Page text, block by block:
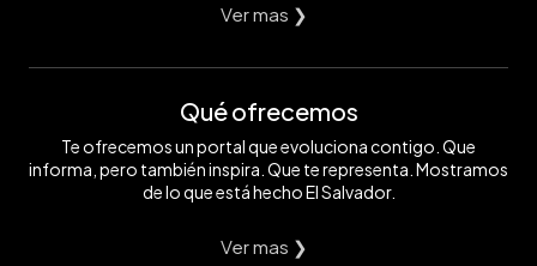
Ver mas ❯
Qué ofrecemos
Te ofrecemos un portal que evoluciona contigo. Que
informa, pero también inspira. Que te representa. Mostramos
de lo que está hecho El Salvador.
Ver mas ❯